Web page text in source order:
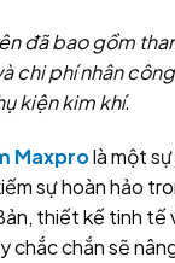
đã bao gồm
chi phí nhân
kiện kim khí.
Maxprolà một
sự hoàn hảo
thiết kế tinh tế
chắc chắn sẽ